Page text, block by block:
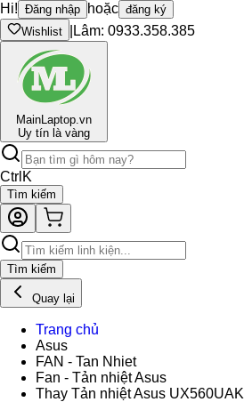
Hi! Đăng nhập hoặc đăng ký
Wishlist
Lâm: 0933.358.385
MainLaptop.vn
Uy tín là vàng
Ctrl K
Tìm kiếm
Tìm kiếm
Quay lại
Trang chủ
Asus
FAN - Tan Nhiet
Fan - Tản nhiệt Asus
Thay Tản nhiệt Asus UX560UAK